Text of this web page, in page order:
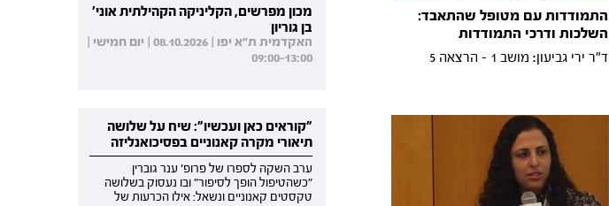
התמודדות עם מטופל שהתאבד:
השלכות ודרכי התמודדות
ד"ר ירי גביעון: מושב 1 - הרצאה 5
מכון מפרשים, הקליניקה הקהילתית אוני'
בן גוריון
האקדמית ת"א יפו | 08.10.2026 | יום חמישי |
09:00-13:00
"קוראים כאן ועכשיו": שיח על שלושה
תיאורי מקרה קאנוניים בפסיכואנליזה
ערב השקה לספרו של פרופ' ענר גוברין
"כשהטיפול הופך לסיפור" ובו נעסוק בשלושה
טקסטים קאנוניים ונשאל: אילו הכרעות של